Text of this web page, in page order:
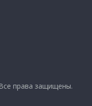
права защищены.